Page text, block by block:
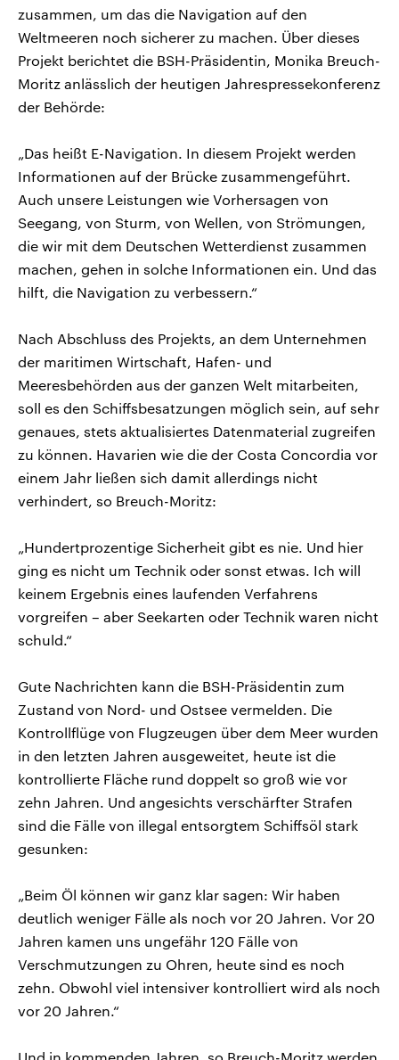
zusammen, um das die Navigation auf den
Weltmeeren noch sicherer zu machen. Über dieses
Projekt berichtet die BSH-Präsidentin, Monika Breuch-
Moritz anlässlich der heutigen Jahrespressekonferenz
der Behörde:
„Das heißt E-Navigation. In diesem Projekt werden
Informationen auf der Brücke zusammengeführt.
Auch unsere Leistungen wie Vorhersagen von
Seegang, von Sturm, von Wellen, von Strömungen,
die wir mit dem Deutschen Wetterdienst zusammen
machen, gehen in solche Informationen ein. Und das
hilft, die Navigation zu verbessern.“
Nach Abschluss des Projekts, an dem Unternehmen
der maritimen Wirtschaft, Hafen- und
Meeresbehörden aus der ganzen Welt mitarbeiten,
soll es den Schiffsbesatzungen möglich sein, auf sehr
genaues, stets aktualisiertes Datenmaterial zugreifen
zu können. Havarien wie die der Costa Concordia vor
einem Jahr ließen sich damit allerdings nicht
verhindert, so Breuch-Moritz:
„Hundertprozentige Sicherheit gibt es nie. Und hier
ging es nicht um Technik oder sonst etwas. Ich will
keinem Ergebnis eines laufenden Verfahrens
vorgreifen – aber Seekarten oder Technik waren nicht
schuld.“
Gute Nachrichten kann die BSH-Präsidentin zum
Zustand von Nord- und Ostsee vermelden. Die
Kontrollflüge von Flugzeugen über dem Meer wurden
in den letzten Jahren ausgeweitet, heute ist die
kontrollierte Fläche rund doppelt so groß wie vor
zehn Jahren. Und angesichts verschärfter Strafen
sind die Fälle von illegal entsorgtem Schiffsöl stark
gesunken:
„Beim Öl können wir ganz klar sagen: Wir haben
deutlich weniger Fälle als noch vor 20 Jahren. Vor 20
Jahren kamen uns ungefähr 120 Fälle von
Verschmutzungen zu Ohren, heute sind es noch
zehn. Obwohl viel intensiver kontrolliert wird als noch
vor 20 Jahren.“